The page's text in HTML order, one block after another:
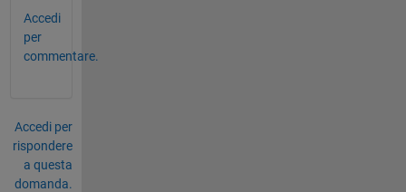
Accedi
per
commentare.
Accedi per
rispondere
a questa
domanda.